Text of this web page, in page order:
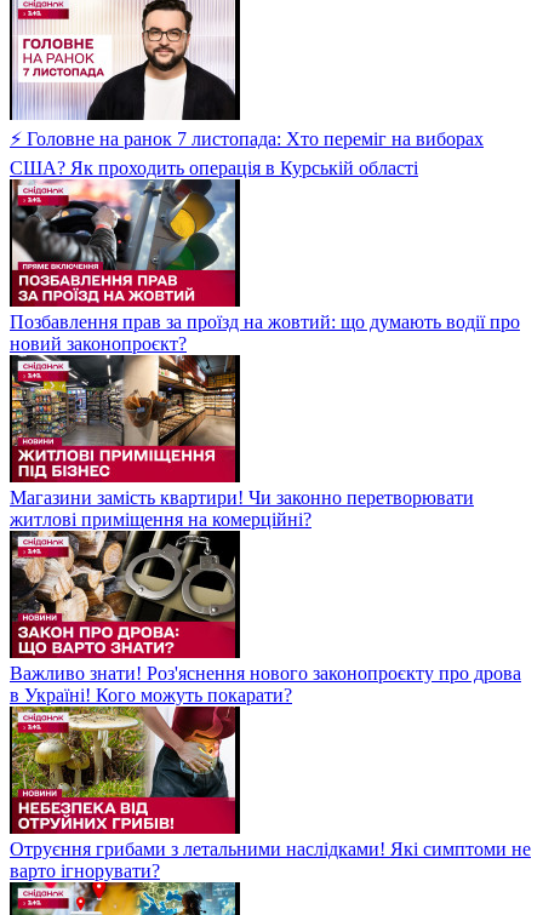
⚡ Головне на ранок 7 листопада: Хто переміг на виборах
США? Як проходить операція в Курській області
Позбавлення прав за проїзд на жовтий: що думають водії про
новий законопроєкт?
Магазини замість квартири! Чи законно перетворювати
житлові приміщення на комерційні?
Важливо знати! Роз'яснення нового законопроєкту про дрова
в Україні! Кого можуть покарати?
Отруєння грибами з летальними наслідками! Які симптоми не
варто ігнорувати?